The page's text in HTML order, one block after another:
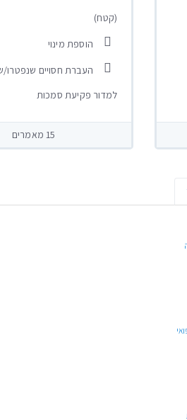
(קטח)
הוספת מינוי
העברת חסויים שנפטרו/
למדור פקיעת סמכות
15 מאמרים